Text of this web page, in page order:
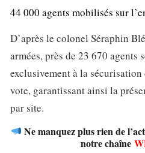
44 000 agents mobilisés sur
D’après le colonel Séraphin
armées, près de 23 670 agents
exclusivement à la
vote, garantissant ainsi la
par site.
Ne manquez plus rien de
notre chaîne